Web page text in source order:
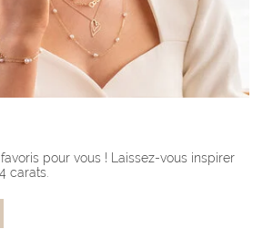
pour vous ! Laissez-vous inspirer
carats.